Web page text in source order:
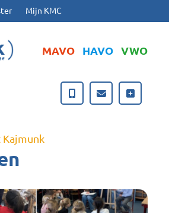
Ga naar hoofdinhoud
Ga naar footer
Mijn KMC
MAVO HAVO VWO
sluiten
Kajmunk